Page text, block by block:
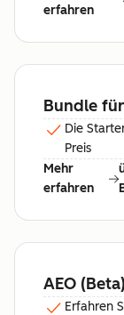
erfahren
Bundle
Die
Preis
Mehr
erfahren
AEO (Beta)
Erfahren